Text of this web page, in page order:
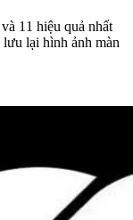
11 hiệu quả nhất
lại hình ảnh màn